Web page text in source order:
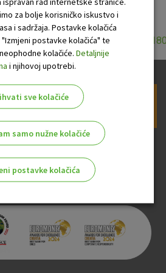
OTP banke
za bolje korisničko iskustvo i
i sadržaja. Postavke kolačića
postavke kolačića" te
kolačiće. Detaljnije
i njihovoj upotrebi.
sve kolačiće
samo nužne kolačiće
postavke kolačića